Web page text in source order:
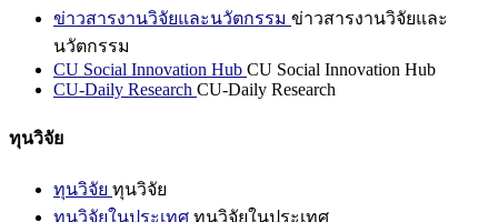
ข่าวสารงานวิจัยและนวัตกรรม ข่าวสารงานวิจัยและ
นวัตกรรม
CU Social Innovation Hub CU Social Innovation Hub
CU-Daily Research CU-Daily Research
ทุนวิจัย
ทุนวิจัย ทุนวิจัย
ทุนวิจัยในประเทศ ทุนวิจัยในประเทศ